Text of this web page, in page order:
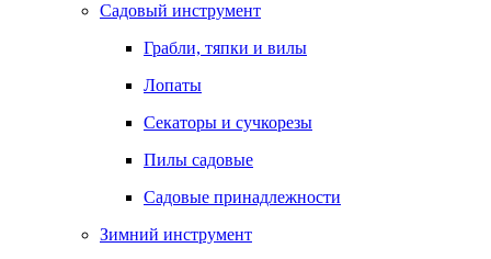
Садовый инструмент
Грабли, тяпки и вилы
Лопаты
Секаторы и сучкорезы
Пилы садовые
Садовые принадлежности
Зимний инструмент